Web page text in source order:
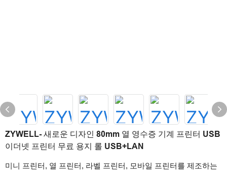
ZYWELL- 새로운 디자인 80mm 열 영수증 기계 프린터 USB
이더넷 프린터 무료 용지 롤 USB+LAN
미니 프린터, 열 프린터, 라벨 프린터, 모바일 프린터를 제조하는